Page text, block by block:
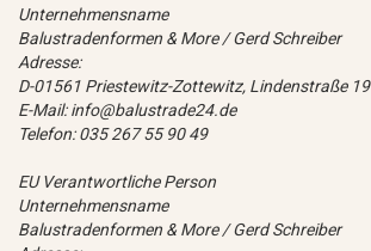
Unternehmensname
Balustradenformen & More / Gerd Schreiber
Adresse:
D-01561 Priestewitz-Zottewitz, Lindenstraße 19
E-Mail: info@balustrade24.de
Telefon: 035 267 55 90 49
EU Verantwortliche Person
Unternehmensname
Balustradenformen & More / Gerd Schreiber